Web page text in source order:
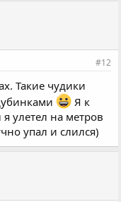
#12
Такие чудики
Я к
улетел на метров
упал и слился)